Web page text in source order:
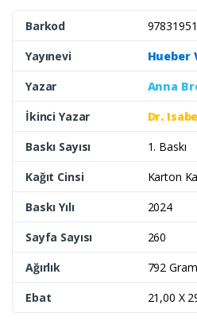
Barkod
Yayınevi
Hueber
Yazar
Anna
İkinci Yazar
Dr.
Baskı Sayısı
1. Baskı
Kağıt Cinsi
Karton
Baskı Yılı
2024
Sayfa Sayısı
260
Ağırlık
792 Gram
Ebat
21,00 X